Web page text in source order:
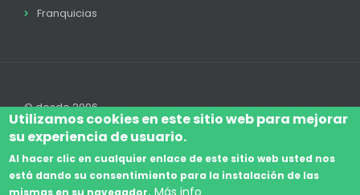
Franquicias
© desde 2006
Legal
Utilizamos cookies en este sitio web para mejorar
su experiencia de usuario.
Al hacer clic en cualquier enlace de este sitio web usted nos
está dando su consentimiento para la instalación de las
mismas en su navegador. Más info